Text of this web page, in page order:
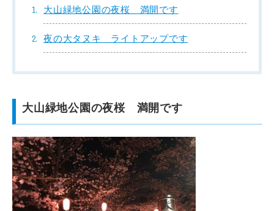
大山緑地公園の夜桜 満開です
夜の大タヌキ ライトアップです
大山緑地公園の夜桜 満開です